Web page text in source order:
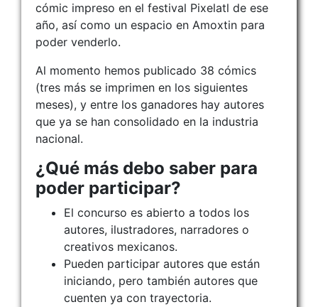
cómic impreso en el festival Pixelatl de ese
año, así como un espacio en Amoxtin para
poder venderlo.
Al momento hemos publicado 38 cómics
(tres más se imprimen en los siguientes
meses), y entre los ganadores hay autores
que ya se han consolidado en la industria
nacional.
¿Qué más debo saber para
poder participar?
El concurso es abierto a todos los
autores, ilustradores, narradores o
creativos mexicanos.
Pueden participar autores que están
iniciando, pero también autores que
cuenten ya con trayectoria.